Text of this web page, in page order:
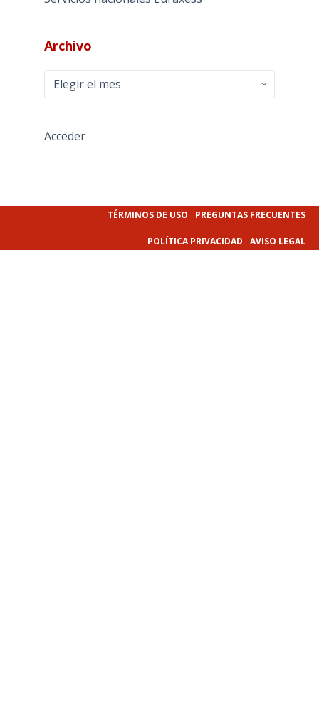
Archivo
Archivo
Acceder
TÉRMINOS DE USO PREGUNTAS FRECUENTES
POLÍTICA PRIVACIDAD AVISO LEGAL